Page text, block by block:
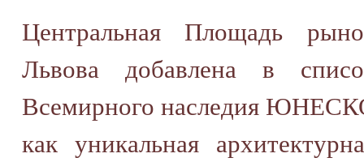
Центральная Площадь
Львова добавлена в
Всемирного наследия
как уникальная